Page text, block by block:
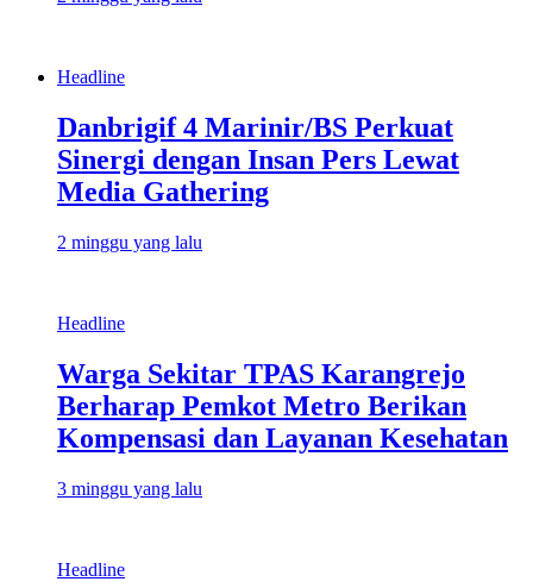
Headline
Danbrigif 4 Marinir/BS Perkuat
Sinergi dengan Insan Pers Lewat
Media Gathering
2 minggu yang lalu
Headline
Warga Sekitar TPAS Karangrejo
Berharap Pemkot Metro Berikan
Kompensasi dan Layanan Kesehatan
3 minggu yang lalu
Headline